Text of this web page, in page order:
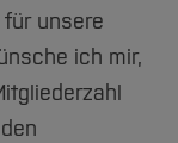
unsere
ich mir,